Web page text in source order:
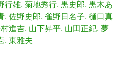
行雄 菊地秀行 黒史郎 黒木あ
佐野史郎 雀野日名子 樋口真
進吉 山下昇平 山田正紀 夢
東雅夫